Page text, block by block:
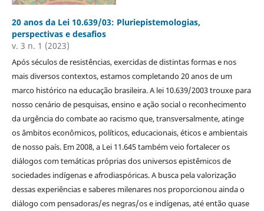
20 anos da Lei 10.639/03: Pluriepistemologias,
perspectivas e desafios
v. 3 n. 1 (2023)
Após séculos de resistências, exercidas de distintas formas e nos
mais diversos contextos, estamos completando 20 anos de um
marco histórico na educação brasileira. A lei 10.639/2003 trouxe para
nosso cenário de pesquisas, ensino e ação social o reconhecimento
da urgência do combate ao racismo que, transversalmente, atinge
os âmbitos econômicos, políticos, educacionais, éticos e ambientais
de nosso país. Em 2008, a Lei 11.645 também veio fortalecer os
diálogos com temáticas próprias dos universos epistêmicos de
sociedades indígenas e afrodiaspóricas. A busca pela valorização
dessas experiências e saberes milenares nos proporcionou ainda o
diálogo com pensadoras/es negras/os e indígenas, até então quase